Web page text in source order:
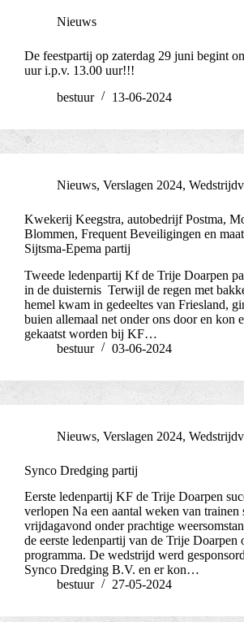
Nieuws
De feestpartij op zaterdag 29 juni begint
uur i.p.v. 13.00 uur!!!
bestuur
13-06-2024
Nieuws, Verslagen 2024,
Kwekerij Keegstra, autobedrijf Postma,
Blommen, Frequent Beveiligingen en
Sijtsma-Epema partij
Tweede ledenpartij Kf de Trije Doarpen
in de duisternis Terwijl de regen met
hemel kwam in gedeeltes van Friesland,
buien allemaal net onder ons door en kon
gekaatst worden bij KF…
bestuur
03-06-2024
Nieuws, Verslagen 2024,
Synco Dredging partij
Eerste ledenpartij KF de Trije Doarpen
verlopen Na een aantal weken van trainen
vrijdagavond onder prachtige
de eerste ledenpartij van de Trije Doarpen
programma. De wedstrijd werd
Synco Dredging B.V. en er kon…
bestuur
27-05-2024